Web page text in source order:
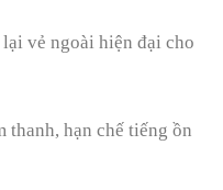
vẻ ngoài hiện đại cho
thanh, hạn chế tiếng ồn